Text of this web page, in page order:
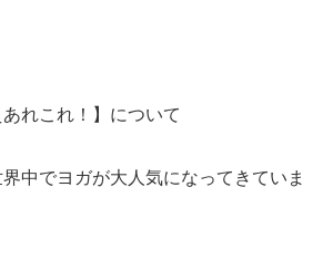
あれこれ！】について
中でヨガが大人気になってきていま